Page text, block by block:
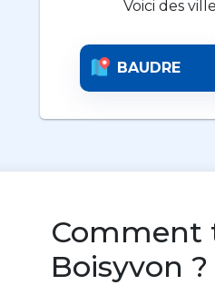
Voici des
BAUDRE
Comment
Boisyvon ?